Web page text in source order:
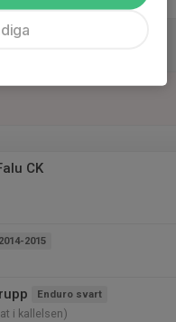
CK
2015
Enduro svart
i kallelsen)